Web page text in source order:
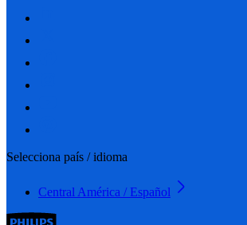
Selecciona país / idioma
Central América / Español